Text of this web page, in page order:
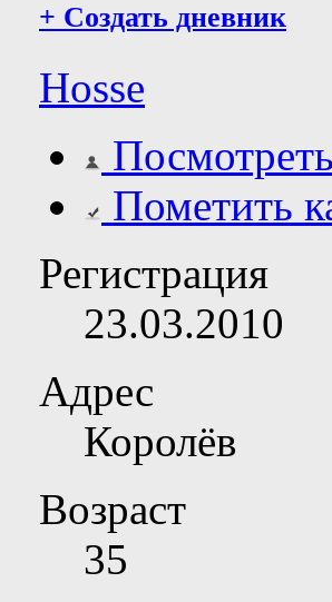
+ Создать дневник
Hosse
Пометить
Регистрация
23.03.2010
Адрес
Королёв
Возраст
35